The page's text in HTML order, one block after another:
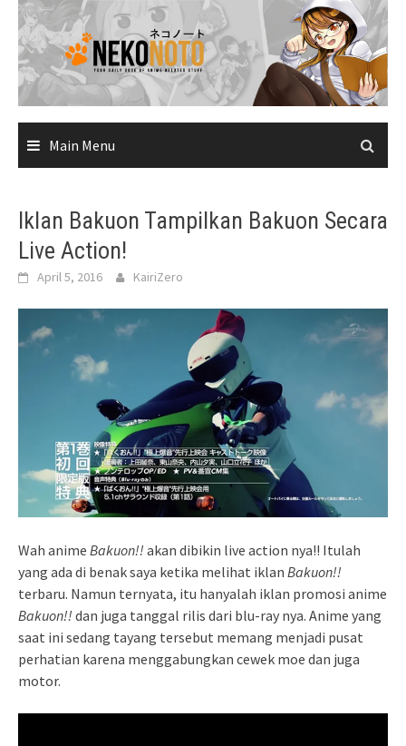
Skip
content
Main Menu
Iklan Bakuon Tampilkan Bakuon Secara
Live Action!
April 5, 2016 KairiZero
Wah anime Bakuon!! akan dibikin live action nya!! Itulah
yang ada di benak saya ketika melihat iklan Bakuon!!
terbaru. Namun ternyata, itu hanyalah iklan promosi anime
Bakuon!! dan juga tanggal rilis dari blu-ray nya. Anime yang
saat ini sedang tayang tersebut memang menjadi pusat
perhatian karena menggabungkan cewek moe dan juga
motor.